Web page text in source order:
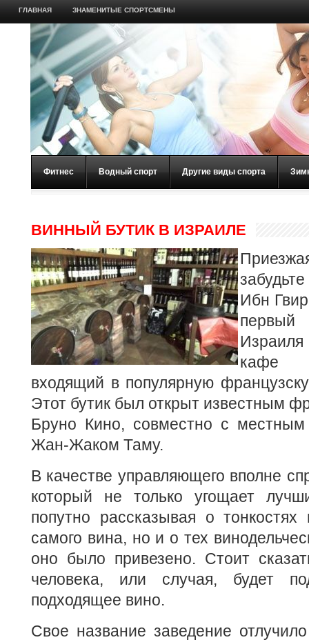
ГЛАВНАЯ ЗНАМЕНИТЫЕ СПОРТСМЕНЫ
Фитнес Водный спорт Другие виды спорта
ВИННЫЙ БУТИК В ИЗРАИЛЕ
Ибн
кафе
входящий в популярную
Этот бутик был открыт известным
Бруно Кино, совместно с местным
Жан-Жаком Таму.
В качестве управляющего вполне
который не только угощает
попутно рассказывая о тонкостях
самого вина, но и о тех
оно было привезено. Стоит
человека, или случая, будет
подходящее вино.
Свое название заведение